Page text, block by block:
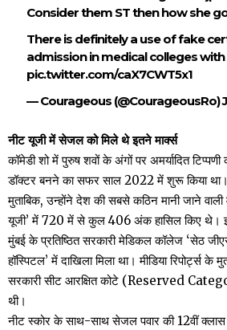
Consider them ST then how she
There is definitely a use of fake
admission in medical colleges
pic.twitter.com/caX7CWT5x1
— Courageous (@CourageousRo)
नीट यूजी में सेजल को मिले थे इतने मार्क्स
कॉमेडी शो में पुरुष शवों के अंगों पर अमर्यादित
डॉक्टर बनने का सफर साल 2022 में शुरू किया
मुताबिक, उन्होंने देश की सबसे कठिन मानी जाने वाली
यूजी’ में 720 में से कुल 406 अंक हासिल किए थे।
मुंबई के प्रतिष्ठित सरकारी मेडिकल कॉलेज ‘सेठ
हॉस्पिटल’ में दाखिला मिला था। मीडिया रिपोर्ट्स के
सरकारी सीट आरक्षित कोटे (Reserved
थी।
नीट स्कोर के साथ-साथ सेजल पवार की 12वीं क्लास